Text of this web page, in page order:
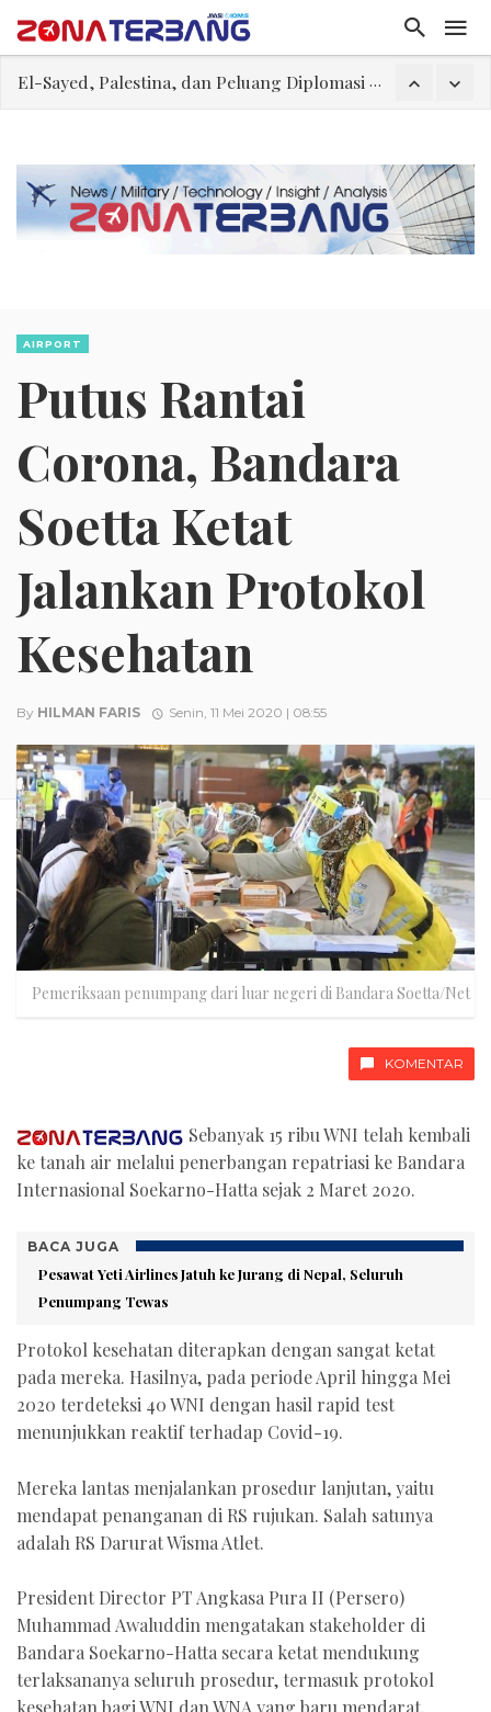
El-Sayed, Palestina, dan Peluang Diplomasi Prabowo
Trump Batasi Hak Kewarganegaraan Lewat Kelahiran dan Larang “Wisata Bersalin”
Megaproyek Panas Bumi PT Star Energy Dikeluhkan Warga Lampung Barat, Rumah Rusak hingga Dugaan Pelanggaran Lingkungan
AIRPORT
Putus Rantai
Corona, Bandara
Soetta Ketat
Jalankan Protokol
Kesehatan
By HILMAN FARIS Senin, 11 Mei 2020 | 08:55
Pemeriksaan penumpang dari luar negeri di Bandara Soetta/Net
KOMENTAR
Sebanyak 15 ribu WNI telah kembali
ke tanah air melalui penerbangan repatriasi ke Bandara
Internasional Soekarno-Hatta sejak 2 Maret 2020.
BACA JUGA
Pesawat Yeti Airlines Jatuh ke Jurang di Nepal, Seluruh
Penumpang Tewas
Protokol kesehatan diterapkan dengan sangat ketat
pada mereka. Hasilnya, pada periode April hingga Mei
2020 terdeteksi 40 WNI dengan hasil rapid test
menunjukkan reaktif terhadap Covid-19.
Mereka lantas menjalankan prosedur lanjutan, yaitu
mendapat penanganan di RS rujukan. Salah satunya
adalah RS Darurat Wisma Atlet.
President Director PT Angkasa Pura II (Persero)
Muhammad Awaluddin mengatakan stakeholder di
Bandara Soekarno-Hatta secara ketat mendukung
terlaksananya seluruh prosedur, termasuk protokol
kesehatan bagi WNI dan WNA yang baru mendarat.